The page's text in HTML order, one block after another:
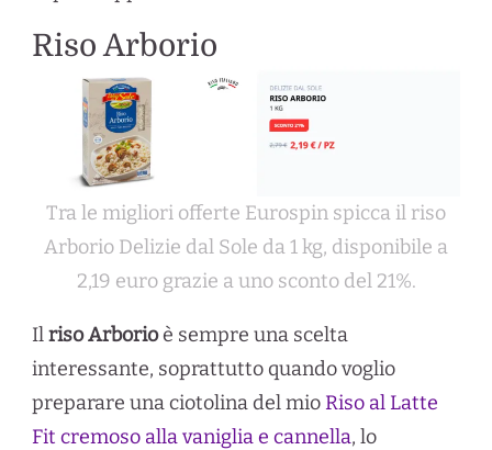
Riso Arborio
Tra le migliori offerte Eurospin spicca il riso
Arborio Delizie dal Sole da 1 kg, disponibile a
2,19 euro grazie a uno sconto del 21%.
Ilriso Arborioè sempre una scelta
interessante, soprattutto quando voglio
preparare una ciotolina del mioRiso al Latte
Fit cremoso alla vaniglia e cannella, lo